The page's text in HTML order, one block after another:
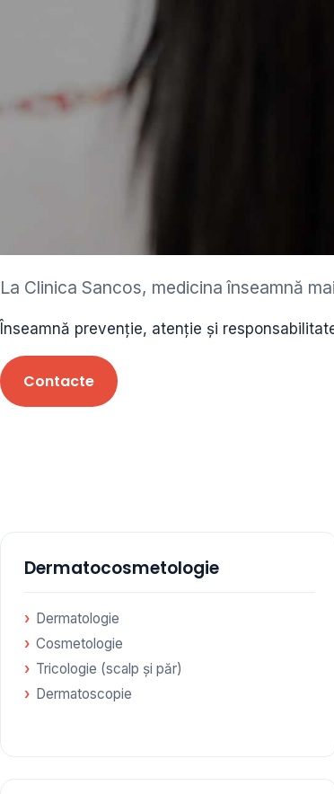
•
•
• endocrinolog
La Clinica Sancos, medicina înseamnă
Înseamnă prevenție, atenție și
Contacte
Dermatocosmetologie
Dermatologie
Cosmetologie
Tricologie (scalp și păr)
Dermatoscopie